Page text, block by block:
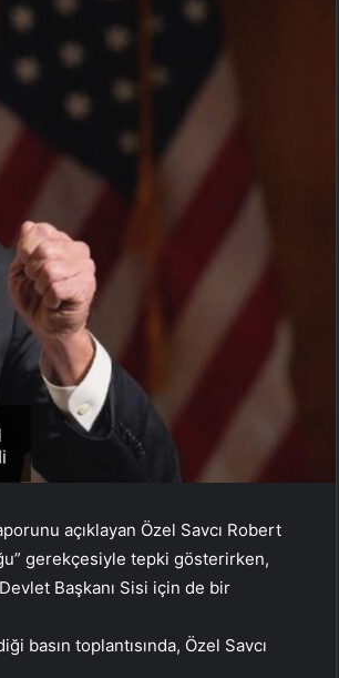
açıklayan Özel Savcı Robert
gerekçesiyle tepki gösterirken,
Başkanı Sisi için de bir
basın toplantısında, Özel Savcı